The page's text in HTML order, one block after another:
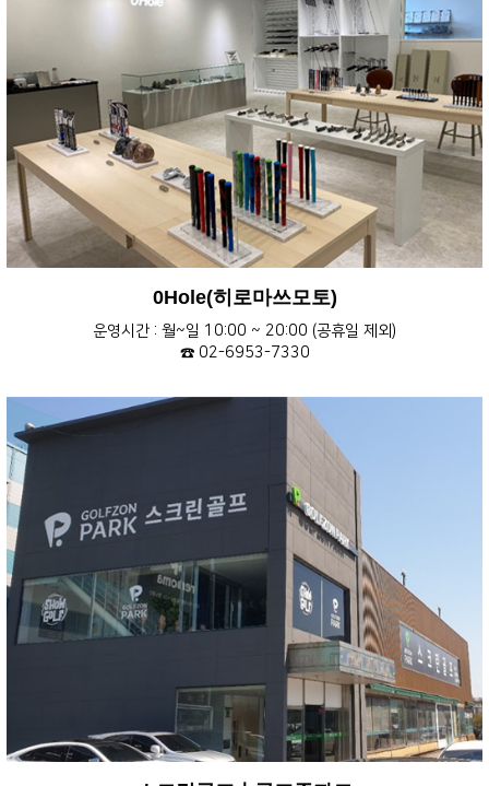
0Hole(히로마쓰모토)
운영시간 : 월~일 10:00 ~ 20:00 (공휴일 제외)
☎ 02-6953-7330